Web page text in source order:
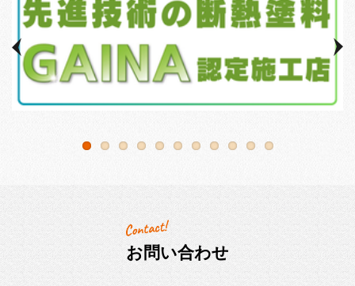
お問い合わせ